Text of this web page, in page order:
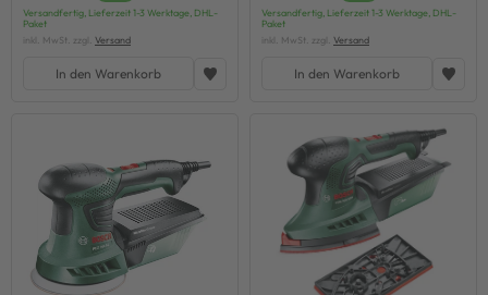
Versandfertig, Lieferzeit 1-3 Werktage, DHL-
Paket
inkl. MwSt. zzgl. Versand
In den Warenkorb
Versandfertig, Lieferzeit 1-3 Werktage, DHL-
Paket
inkl. MwSt. zzgl. Versand
In den Warenkorb